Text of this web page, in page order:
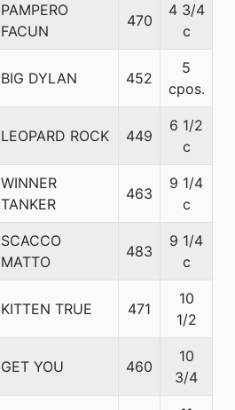
PAMPERO
FACUN
470
4 3/4
c
BIG DYLAN 452
5
cpos.
LEOPARD ROCK 449
6 1/2
c
WINNER
TANKER
463
9 1/4
c
SCACCO
MATTO
483
9 1/4
c
KITTEN TRUE 471
10
1/2
GET YOU 460
10
3/4